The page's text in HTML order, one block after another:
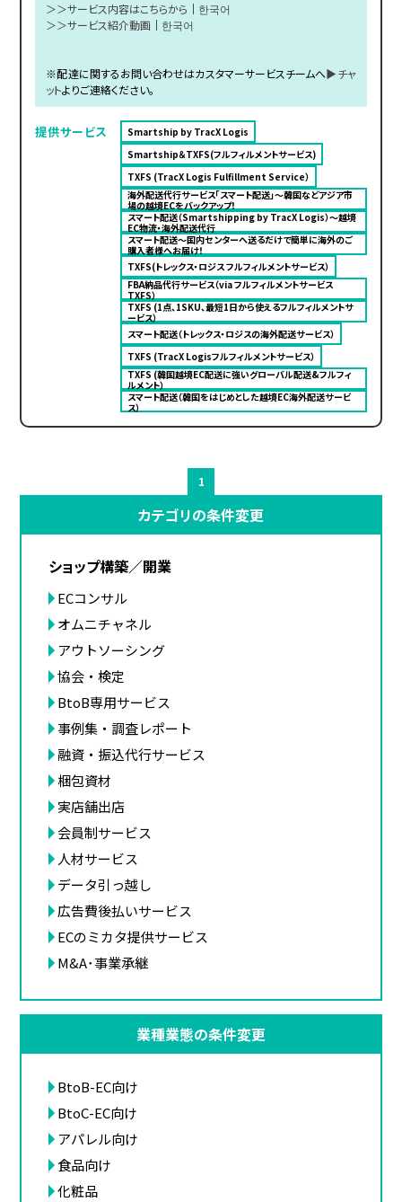
＞＞サービス内容はこちらから ｜ 한국어
＞＞サービス紹介動画 ｜ 한국어
※配達に関するお問い合わせはカスタマーサービスチームへ▶チャ
ットよりご連絡ください。
提供サービス
Smartship by TracX Logis
Smartship＆TXFS(フルフィルメントサービス)
TXFS (TracX Logis Fulfillment Service）
海外配送代行サービス「スマート配送」〜韓国などアジア市
場の越境ECをバックアップ！
スマート配送（Smartshipping by TracX Logis）～越境
EC物流・海外配送代行
スマート配送～国内センターへ送るだけで簡単に海外のご
購入者様へお届け！
TXFS(トレックス・ロジス フルフィルメントサービス）
FBA納品代行サービス（via フルフィルメントサービス
TXFS）
TXFS (1点、1SKU、最短1日から使えるフルフィルメントサ
ービス）
スマート配送（トレックス・ロジスの海外配送サービス）
TXFS (TracX Logisフルフィルメントサービス）
TXFS (韓国越境EC配送に強いグローバル配送&フルフィ
ルメント）
スマート配送（韓国をはじめとした越境EC海外配送サービ
ス）
1
カテゴリの条件変更
ショップ構築／開業
ECコンサル
オムニチャネル
アウトソーシング
協会・検定
BtoB専用サービス
事例集・調査レポート
融資・振込代行サービス
梱包資材
実店舗出店
会員制サービス
人材サービス
データ引っ越し
広告費後払いサービス
ECのミカタ提供サービス
M&A･事業承継
業種業態の条件変更
BtoB-EC向け
BtoC-EC向け
アパレル向け
食品向け
化粧品